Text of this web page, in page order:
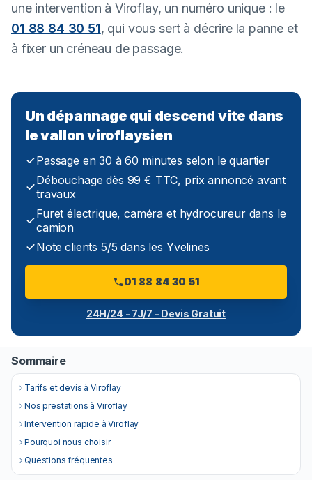
une intervention à Viroflay, un numéro unique : le
01 88 84 30 51, qui vous sert à décrire la panne et
à fixer un créneau de passage.
Un dépannage qui descend vite dans
le vallon viroflaysien
Passage en 30 à 60 minutes selon le quartier
Débouchage dès 99 € TTC, prix annoncé avant
travaux
Furet électrique, caméra et hydrocureur dans le
camion
Note clients 5/5 dans les Yvelines
01 88 84 30 51
24H/24 - 7J/7 - Devis Gratuit
Sommaire
Tarifs et devis à Viroflay
Nos prestations à Viroflay
Intervention rapide à Viroflay
Pourquoi nous choisir
Questions fréquentes